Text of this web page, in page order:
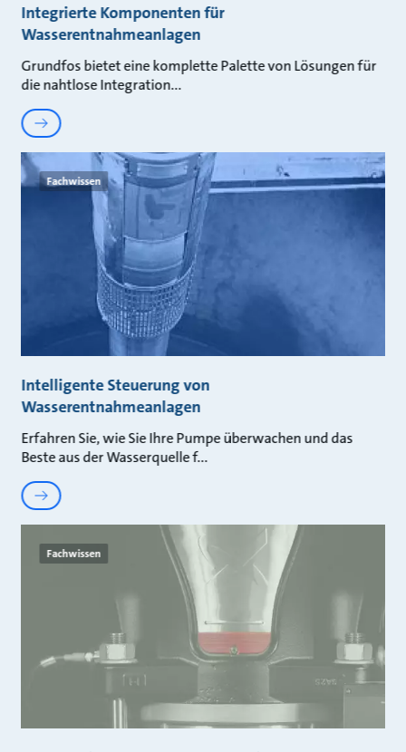
Integrierte Komponenten für
Wasserentnahmeanlagen
Grundfos bietet eine komplette Palette von Lösungen für
die nahtlose Integration
Fachwissen
Intelligente Steuerung von
Wasserentnahmeanlagen
Erfahren Sie, wie Sie Ihre Pumpe überwachen und das
Beste aus der Wasserquelle f
Fachwissen